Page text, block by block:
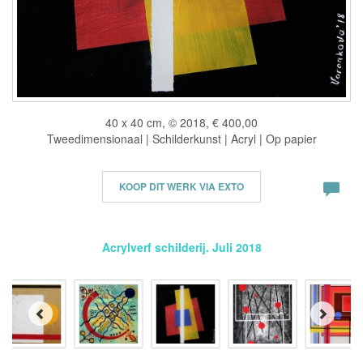
40 x 40 cm, © 2018, € 400,00
Tweedimensionaal | Schilderkunst | Acryl | Op papier
KOOP DIT WERK VIA EXTO
Acrylverf schilderij. Juli 2018